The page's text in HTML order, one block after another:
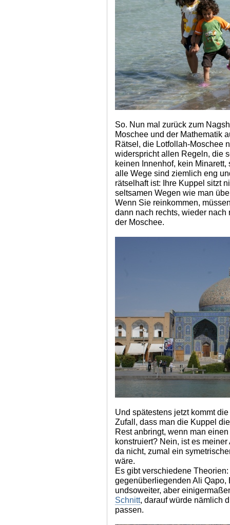
So. Nun mal zurück zum
Moschee und der Mathematik
Rätsel, die Lotfollah-Moschee
widerspricht allen Regeln, die
keinen Innenhof, kein
alle Wege sind ziemlich eng
rätselhaft ist: Ihre Kuppel sitzt
seltsamen Wegen wie man
Wenn Sie reinkommen,
dann nach rechts, wieder
der Moschee.
Und spätestens jetzt kommt
Zufall, dass man die Kuppel
Rest anbringt, wenn man
konstruiert? Nein, ist es
da nicht, zumal ein
wäre.
Es gibt verschiedene
gegenüberliegenden Ali
undsoweiter, aber
Schnitt, darauf würde nämlich
passen.